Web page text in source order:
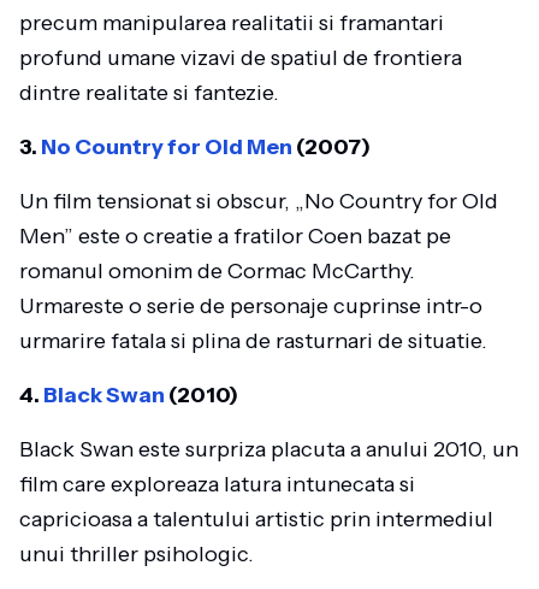
precum manipularea realitatii si framantari
profund umane vizavi de spatiul de frontiera
dintre realitate si fantezie.
3. No Country for Old Men (2007)
Un film tensionat si obscur, „No Country for Old
Men” este o creatie a fratilor Coen bazat pe
romanul omonim de Cormac McCarthy.
Urmareste o serie de personaje cuprinse intr-o
urmarire fatala si plina de rasturnari de situatie.
4. Black Swan (2010)
Black Swan este surpriza placuta a anului 2010, un
film care exploreaza latura intunecata si
capricioasa a talentului artistic prin intermediul
unui thriller psihologic.